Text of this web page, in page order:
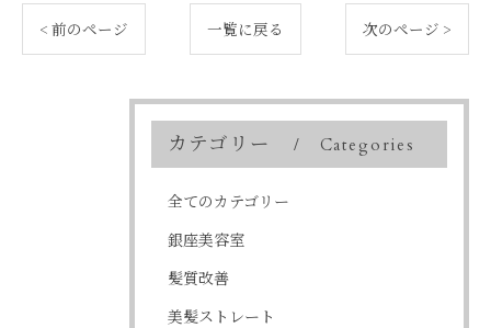
< 前のページ 一覧に戻る 次のページ >
カテゴリー Categories
全てのカテゴリー
銀座美容室
髪質改善
美髪ストレート